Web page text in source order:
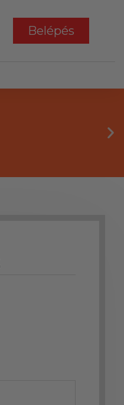
Belépés